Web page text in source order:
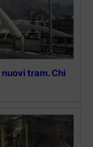
tram. Chi